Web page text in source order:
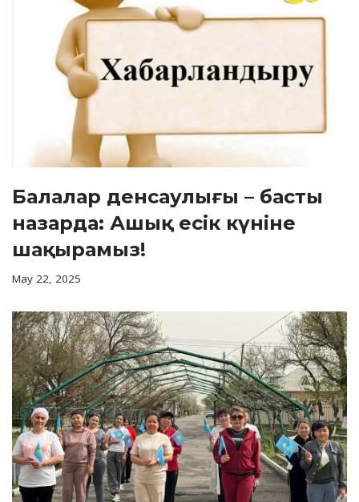
Балалар денсаулығы – басты
назарда: Ашық есік күніне
шақырамыз!
May 22, 2025